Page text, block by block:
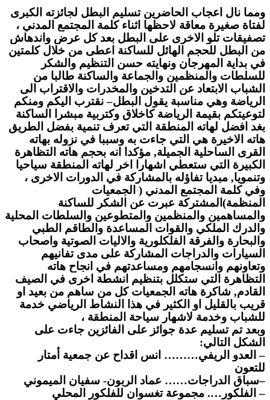
ومما نال اعجاب الحاضرين تسليم البطل لجائزته الكبرى
لفتاة صغيرة معاقة لاحظها اثناء كلمة المجتمع المدني ،
تصفيقات تلو الاخرى على البطل بعد كل عرض واندهاش
من البطل للحجم الهائل للساكنة اعطى من خلال كلمتين
في بداية المهرجان ونهايته حسن التنظيم والشكر
للسلطات والمنظمين والجماعة والساكنة طالبا من
الشباب الابتعاد عن التدخين والمخدرات والاقتراب الى
الرياضة وهي مناسبة يقول البطل– نقترب اليكم ومنكم
لتوعيتكم بقيمة الرياضة كاخلاق وكتربية مبشرا الساكنة
بغد افضل لهاته المنطقة التي تعرف تنمية بفضل الطريق
هاته الاخيرة هي التي جاءت به وسببا في نزوله بهاته
القرى الساحلية الجميلة, مؤكدا انه بحجم هاته التظاهرة
الكبيرة التي ستعطي اشهارا اخر لهاته المنطقة سياحيا
وتنمويا, مبديا تفاؤله بالمشاركة في الدورات الاخرى ،
وفي كلمة المجتمع المدني ( الجمعيات
المنظمة)المشتركة عبرت عن الشكر للساكنة
والمساهمين والمنظمين والمتطوعين والسلطات المحلية
والدرك الملكي والقوات المساعدة والطاقم الطبي
والبحارة والفرقة الفلكلورية والاليات الصوتية واصحاب
السيارات والدراجات المشاركة على مدى تفانيهم
وتعاونهم وانسجامهم ومساعدتهم في انجاح هاته
التظاهرة التي ستكلل بتنظيم انشطة اخرى في الصيف
القادم, شاكرة هاته الجمعيات كل من ساهم من بعيد او
قريب بالقليل او الكثير في هذا النشاط الرياضي خدمة
للشباب وخدمة لاشهار سياحة المنطقة ،
وبعد تم تسليم عدة جوائز على الفائزين جاءت على
الشكل التالي:
– العدو الريفي……… انس اقداح عن جمعية أمتار
للتعون
–سباق الدراجات…… عماد الربون- سفيان الميموني
– الفلكور…. مجموعة تغسوان للفلكور المحلي